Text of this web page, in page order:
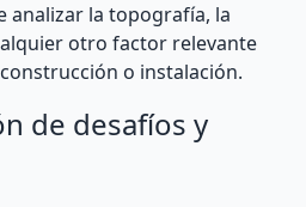
analizar la topografía, la
otro factor relevante
o instalación.
de desafíos y